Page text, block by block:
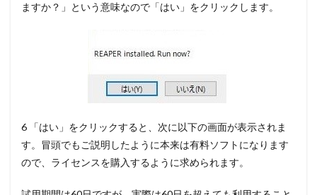
ますか？」という意味なので 「はい」をクリック します。
6 「はい」をクリックすると、次に以下の画面が表示されま
す。冒頭でもご説明したように本来は有料ソフトになります
ので、ライセンスを購入するように求められます。